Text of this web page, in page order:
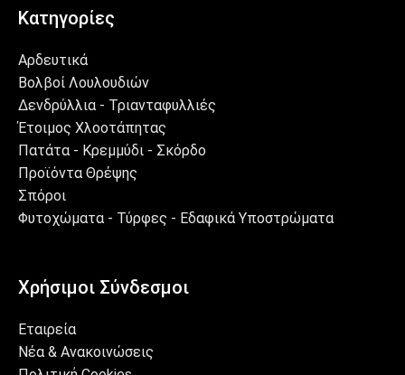
Κατηγορίες
Αρδευτικά
Βολβοί Λουλουδιών
Δενδρύλλια - Τριανταφυλλιές
Έτοιμος Χλοοτάπητας
Πατάτα - Κρεμμύδι - Σκόρδο
Προϊόντα Θρέψης
Σπόροι
Φυτοχώματα - Τύρφες - Εδαφικά Υποστρώματα
Χρήσιμοι Σύνδεσμοι
Εταιρεία
Νέα & Ανακοινώσεις